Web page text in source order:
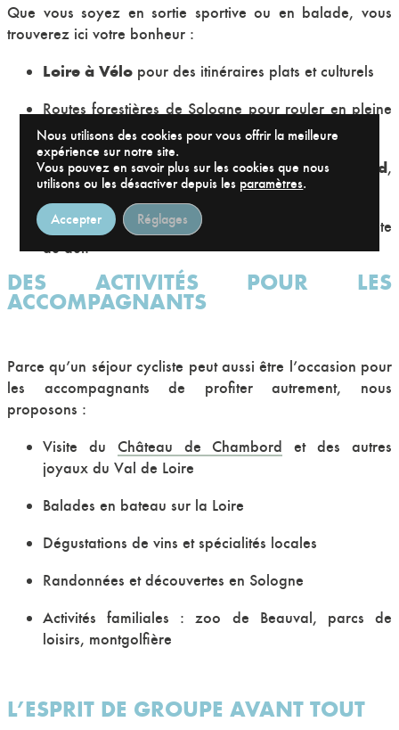
Que vous soyez en sortie sportive ou en balade, vous
trouverez ici votre bonheur :
Loire à Vélo pour des itinéraires plats et culturels
Routes forestières de Sologne pour rouler en pleine
nature
Boucles autour des châteaux :Chambord,
Cheverny, Blois
Circuits avec dénivelé pour les cyclosportifs en quête
de défi
DES ACTIVITÉS POUR LES
ACCOMPAGNANTS
Parce qu’un séjour cycliste peut aussi être l’occasion pour
les accompagnants de profiter autrement, nous
proposons :
Visite du Château de Chambord et des autres
joyaux du Val de Loire
Balades en bateau sur la Loire
Dégustations de vins et spécialités locales
Randonnées et découvertes en Sologne
Activités familiales : zoo de Beauval, parcs de
loisirs, montgolfière
L’ESPRIT DE GROUPE AVANT TOUT
Nous utilisons des cookies pour vous offrir la meilleure
expérience sur notre site.
Vous pouvez en savoir plus sur les cookies que nous
utilisons ou les désactiver depuis les paramètres.
Accepter Réglages